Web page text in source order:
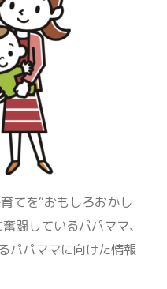
てを“おもしろおかし
闘しているパパママ、
パパママに向けた情報